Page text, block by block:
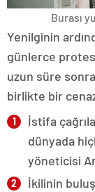
Burası
Yenilginin
günlerce
uzun süre
birlikte bir
İstifa
dünyada
yöneticisi
İkilinin